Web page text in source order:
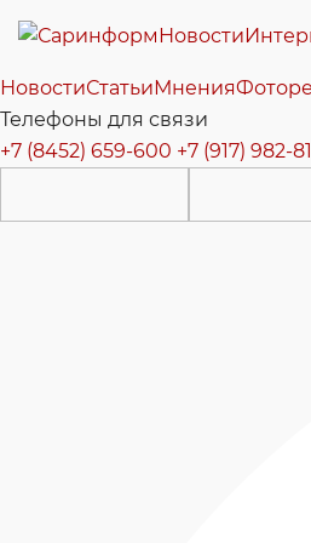
Новости
НовостиСтатьиМнения
Телефоны для связи
+7 (8452) 659-600 +7 (917) 982-